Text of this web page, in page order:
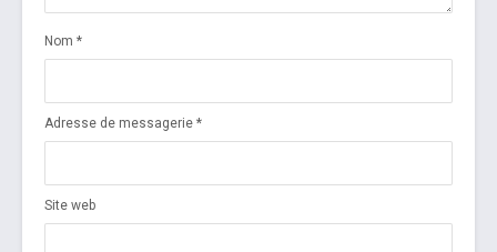
Nom *
Adresse de messagerie *
Site web